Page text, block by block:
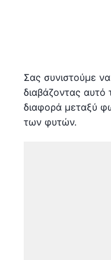
Σας συνιστούμε
διαβάζοντας
διαφορά μεταξύ
των φυτών.